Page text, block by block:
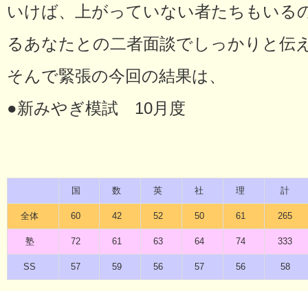
いけば、上がっていない者たちもいる
るあなたとの二者面談でしっかりと伝
そんで緊張の今回の結果は、
●新みやぎ模試 10月度
国 数 英 社 理 計
全体 60 42 52 50 61 265
塾 72 61 63 64 74 333
SS 57 59 56 57 56 58